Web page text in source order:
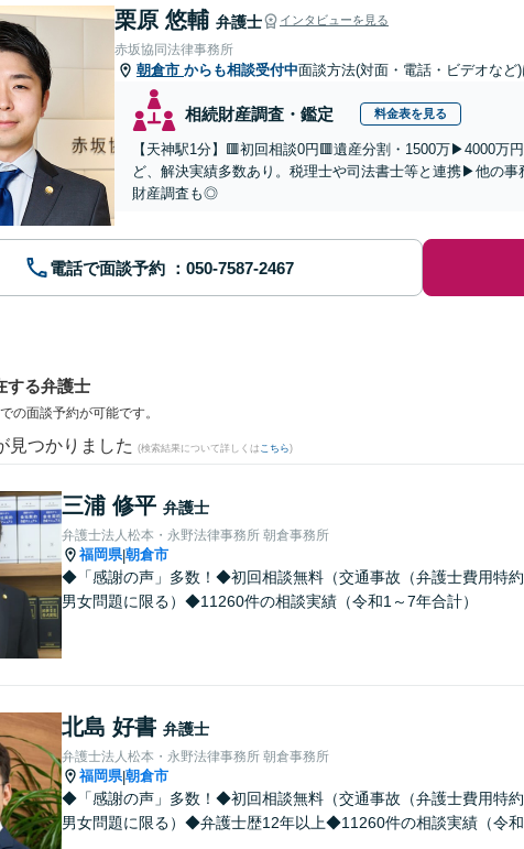
栗原 悠輔 弁護士 インタビューを見る
赤坂協同法律事務所
朝倉市 からも相談受付中面談方法(対面・電話・ビデオなど
相続財産調査・鑑定 料金表を見る
【天神駅1分】🟥初回相談0円🟥遺産分割・1500万▶4000万
ど、解決実績多数あり。税理士や司法書士等と連携▶他の
財産調査も◎
電話で面談予約
する弁護士
の面談予約が可能です。
見つかりました (検索結果について詳しくは こちら)
三浦 修平 弁護士
弁護士法人松本・永野法律事務所 朝倉事務所
福岡県|朝倉市
◆「感謝の声」多数！◆初回相談無料（交通事故（弁護士費用特
男女問題に限る）◆11260件の相談実績（令和1～7年合計）
北島 好書 弁護士
弁護士法人松本・永野法律事務所 朝倉事務所
福岡県|朝倉市
◆「感謝の声」多数！◆初回相談無料（交通事故（弁護士費用特
男女問題に限る）◆弁護士歴12年以上◆11260件の相談実績（令和